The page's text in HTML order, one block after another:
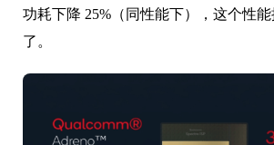
功耗下降 25%（同性能下），这个性
了。